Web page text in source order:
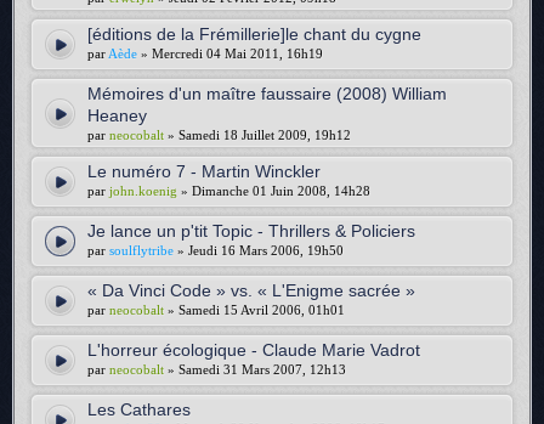
[éditions de la Frémillerie]le chant du cygne
par Aède » Mercredi 04 Mai 2011, 16h19
Mémoires d'un maître faussaire (2008) William
Heaney
par neocobalt » Samedi 18 Juillet 2009, 19h12
Le numéro 7 - Martin Winckler
par john.koenig » Dimanche 01 Juin 2008, 14h28
Je lance un p'tit Topic - Thrillers & Policiers
par soulflytribe » Jeudi 16 Mars 2006, 19h50
« Da Vinci Code » vs. « L'Enigme sacrée »
par neocobalt » Samedi 15 Avril 2006, 01h01
L'horreur écologique - Claude Marie Vadrot
par neocobalt » Samedi 31 Mars 2007, 12h13
Les Cathares